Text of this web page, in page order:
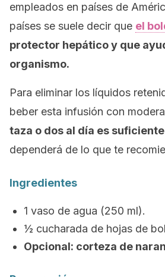
empleados en países de
países se suele decir que el
protector hepático y que
organismo.
Para eliminar los líquidos
beber esta infusión con
taza o dos al día es suficiente
dependerá de lo que te
Ingredientes
1 vaso de agua (250 ml).
½ cucharada de hojas de
Opcional: corteza de